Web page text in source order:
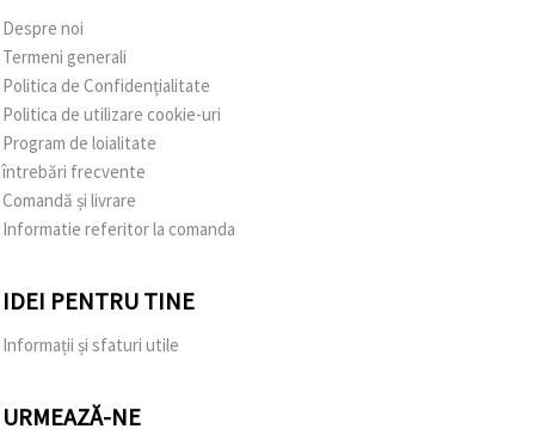
Despre noi
Termeni generali
Politica de Confidențialitate
Politica de utilizare cookie-uri
Program de loialitate
întrebări frecvente
Comandă și livrare
Informatie referitor la comanda
IDEI PENTRU TINE
Informații și sfaturi utile
URMEAZĂ-NE